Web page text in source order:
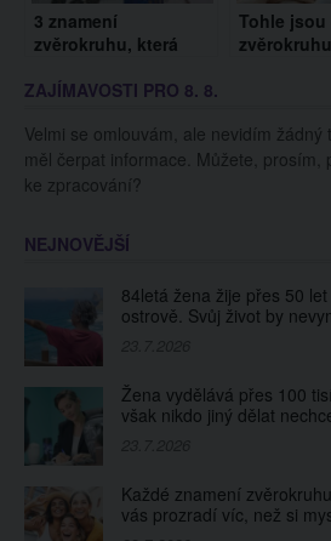
3 znamení
zvěrokruhu, která
finanční problémy.
kapsy?
Tohle jsou
ZAJÍMAVOSTI PRO 8. 8.
Velmi se omlouvám, ale nevidím žádný
měl čerpat informace. Můžete, prosím,
ke zpracování?
NEJNOVĚJŠÍ
84letá žena žije přes 50
ostrově. Svůj život by
Žena vydělává přes 100
však nikdo jiný dělat
Každé znamení
vás prozradí víc, než si